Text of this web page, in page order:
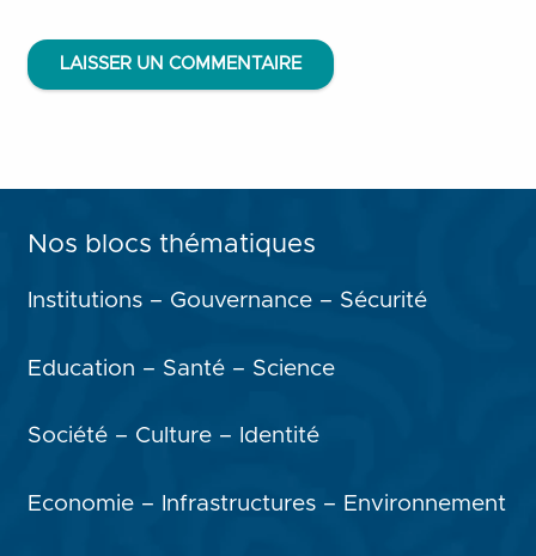
LAISSER UN COMMENTAIRE
Nos blocs thématiques
Institutions – Gouvernance – Sécurité
Education – Santé – Science
Société – Culture – Identité
Economie – Infrastructures – Environnement